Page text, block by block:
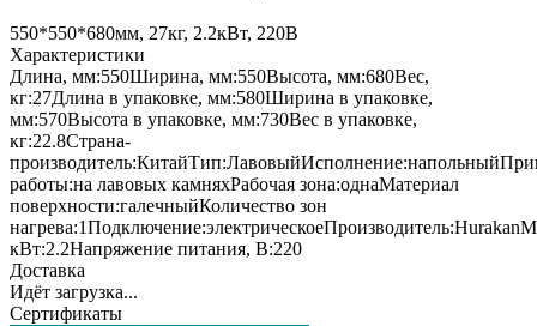
550*550*680мм, 27кг, 2.2кВт, 220В
Характеристики
Длина, мм:550Ширина, мм:550Высота, мм:680Вес,
кг:27Длина в упаковке, мм:580Ширина в упаковке,
мм:570Высота в упаковке, мм:730Вес в упаковке,
кг:22.8Страна-
производитель:КитайТип:ЛавовыйИсполнение:напольный
работы:на лавовых камняхРабочая зона:однаМатериал
поверхности:галечныйКоличество зон
нагрева:1Подключение:электрическоеПроизводитель:Hurakan
кВт:2.2Напряжение питания, В:220
Доставка
Идёт загрузка...
Сертификаты